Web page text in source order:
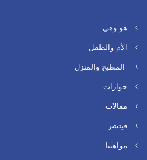
هو وهى
الأم والطفل
المطبخ والمنزل
حوارات
مقالات
فيتشر
مواهبنا